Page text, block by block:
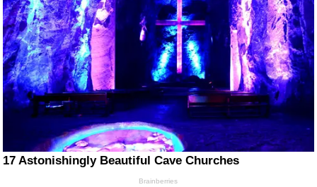
17 Astonishingly Beautiful Cave Churches
Brainberries